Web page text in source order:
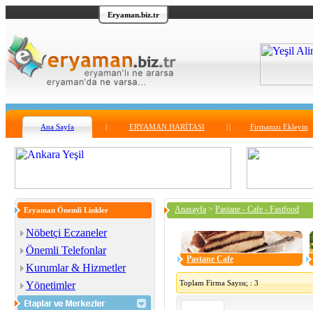
Eryaman.biz.tr
Ana Sayfa ERYAMAN HARİTASI Firmanızı Ekleyin
Eryaman Önemli Linkler
Nöbetçi Eczaneler
Önemli Telefonlar
Kurumlar & Hizmetler
Yönetimler
Anasayfa > Pastane - Cafe - Fastfood
Pastane Cafe
Toplam Firma Sayısı; : 3